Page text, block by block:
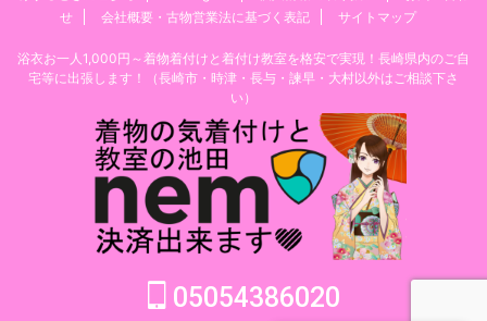
せ
会社概要・古物営業法に基づく表記 サイトマップ
浴衣お一人1,000円～着物着付けと着付け教室を格安で実現！長崎県内のご自
宅等に出張します！（長崎市・時津・長与・諫早・大村以外はご相談下さ
い）
05054386020